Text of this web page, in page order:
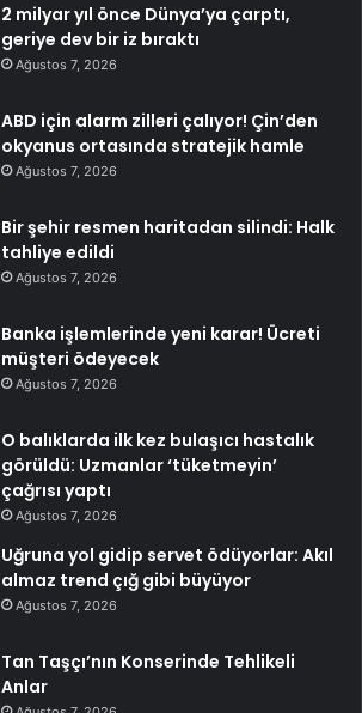
2 milyar yıl önce Dünya’ya çarptı,
geriye dev bir iz bıraktı
Ağustos 7, 2026
ABD için alarm zilleri çalıyor! Çin’den
okyanus ortasında stratejik hamle
Ağustos 7, 2026
Bir şehir resmen haritadan silindi: Halk
tahliye edildi
Ağustos 7, 2026
Banka işlemlerinde yeni karar! Ücreti
müşteri ödeyecek
Ağustos 7, 2026
O balıklarda ilk kez bulaşıcı hastalık
görüldü: Uzmanlar ‘tüketmeyin’
çağrısı yaptı
Ağustos 7, 2026
Uğruna yol gidip servet ödüyorlar: Akıl
almaz trend çığ gibi büyüyor
Ağustos 7, 2026
Tan Taşçı’nın Konserinde Tehlikeli
Anlar